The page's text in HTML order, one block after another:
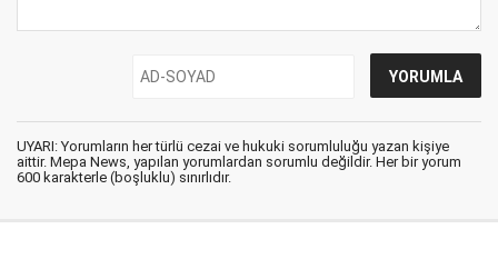
UYARI: Yorumların her türlü cezai ve hukuki sorumluluğu yazan kişiye
aittir. Mepa News, yapılan yorumlardan sorumlu değildir. Her bir yorum
600 karakterle (boşluklu) sınırlıdır.